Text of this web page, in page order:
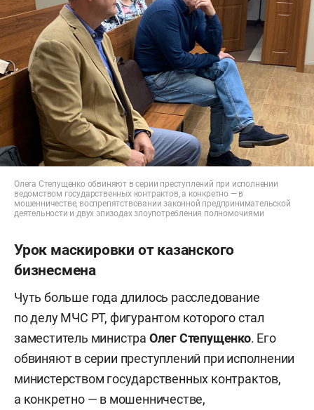
Олега Степущенко обвиняют в серии преступлений при исполнении
ведомством государственных контрактов, а конкретно — в
мошенничестве, воспрепятствовании законной предпринимательской
деятельности и двух эпизодах злоупотребления полномочиями
Урок маскировки от казанского
бизнесмена
Чуть больше года длилось расследование
по делу МЧС РТ, фигурантом которого стал
заместитель министра Олег Степущенко. Его
обвиняют в серии преступлений при исполнении
министерством государственных контрактов,
а конкретно — в мошенничестве,